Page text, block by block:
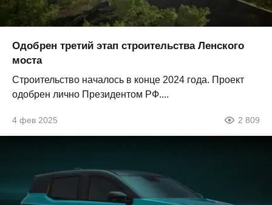
Одобрен третий этап строительства Ленского
моста
Строительство началось в конце 2024 года. Проект
одобрен лично Президентом РФ....
4 фев 2025 2 809